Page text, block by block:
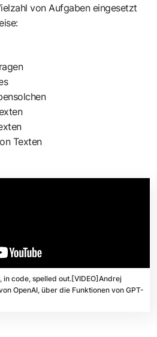
von Aufgaben eingesetzt
Texten
code, spelled out.[VIDEO]Andrej
OpenAI, über die Funktionen von GPT-